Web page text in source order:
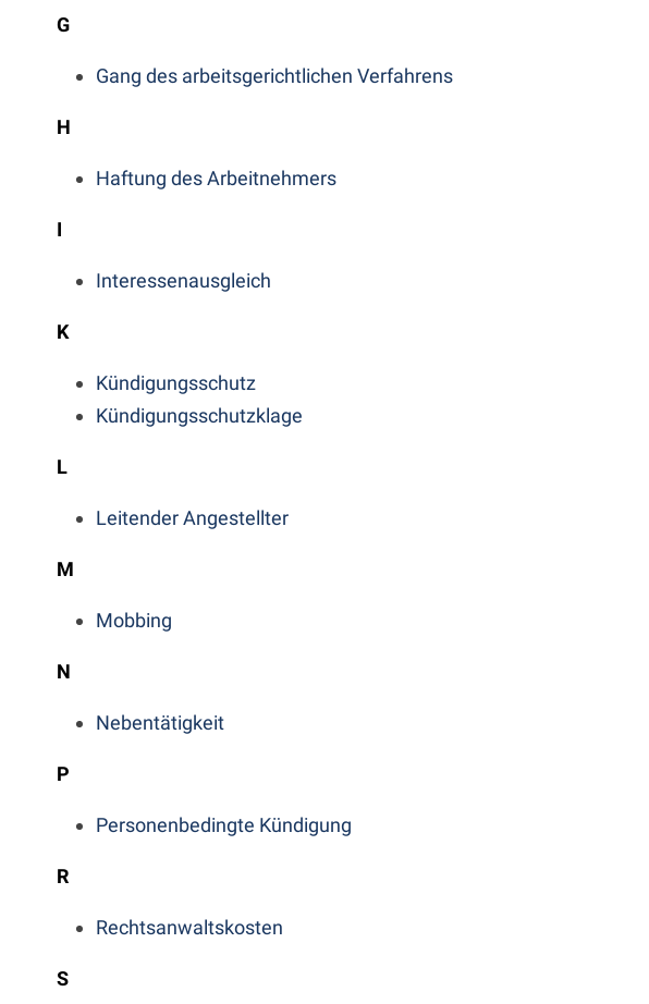
G
Gang des arbeitsgerichtlichen Verfahrens
H
Haftung des Arbeitnehmers
I
Interessenausgleich
K
Kündigungsschutz
Kündigungsschutzklage
L
Leitender Angestellter
M
Mobbing
N
Nebentätigkeit
P
Personenbedingte Kündigung
R
Rechtsanwaltskosten
S